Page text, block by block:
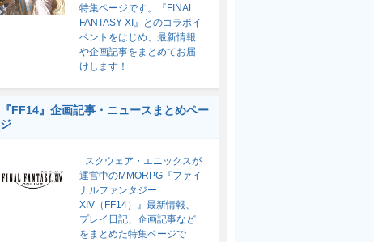
特集ページです。『FINAL
FANTASY XI』とのコラボイ
ベントをはじめ、最新情報
や企画記事をまとめてお届
けします！
『FF14』企画記事・ニュースまとめペー
ジ
スクウェア・エニックスが
運営中のMMORPG『ファイ
ナルファンタジー
XIV（FF14）』最新情報、
プレイ日記、企画記事など
をまとめた特集ページで